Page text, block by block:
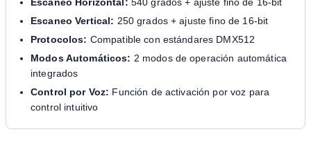
Escaneo Horizontal: 540 grados + ajuste fino de 16-bit
Escaneo Vertical: 250 grados + ajuste fino de 16-bit
Protocolos: Compatible con estándares DMX512
Modos Automáticos: 2 modos de operación automática
integrados
Control por Voz: Función de activación por voz para
control intuitivo